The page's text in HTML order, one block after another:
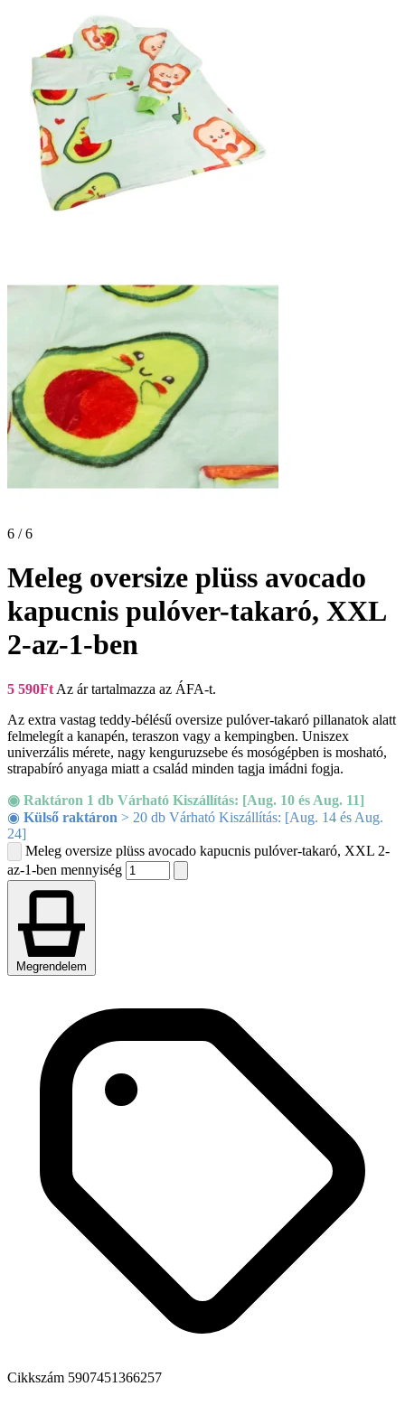
6 / 6
Meleg oversize plüss avocado
kapucnis pulóver-takaró, XXL
2-az-1-ben
5 590Ft Az ár tartalmazza az ÁFA-t.
Az extra vastag teddy-bélésű oversize pulóver-takaró pillanatok alatt
felmelegít a kanapén, teraszon vagy a kempingben. Uniszex
univerzális mérete, nagy kenguruzsebe és mosógépben is mosható,
strapabíró anyaga miatt a család minden tagja imádni fogja.
◉ Raktáron 1 db Várható Kiszállítás: [Aug. 10 és Aug. 11]
◉ Külső raktáron > 20 db Várható Kiszállítás: [Aug. 14 és Aug.
24]
Meleg oversize plüss avocado kapucnis pulóver-takaró, XXL 2-
az-1-ben mennyiség
Megrendelem
Cikkszám 5907451366257